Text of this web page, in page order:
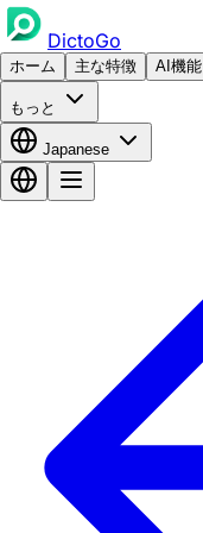
DictoGo
ホーム 主な特徴 AI機能
もっと
Japanese